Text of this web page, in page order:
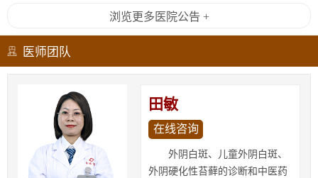
浏览更多医院公告 +
医师团队
田敏
在线咨询
外阴白斑、儿童外阴白斑、
外阴硬化性苔藓的诊断和中医药